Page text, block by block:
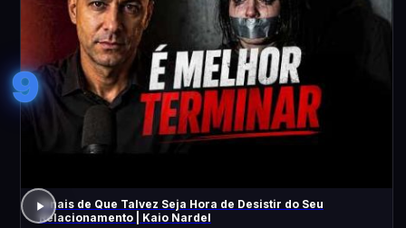
9
Sinais de Que Talvez Seja Hora de Desistir do Seu
Relacionamento | Kaio Nardel